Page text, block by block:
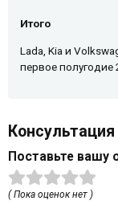
Итого
Lada, Kia и
первое полугодие
Поставьте вашу
( Пока оценок нет )